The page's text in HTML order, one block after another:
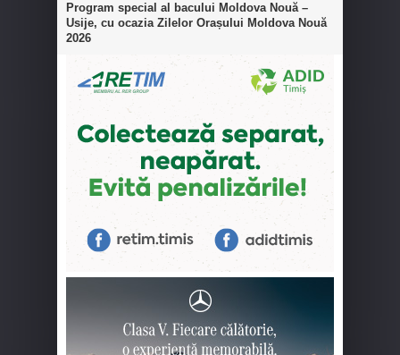
Program special al bacului Moldova Nouă –
Usije, cu ocazia Zilelor Orașului Moldova Nouă
2026